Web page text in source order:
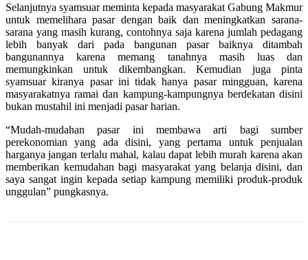
Selanjutnya syamsuar meminta kepada masyarakat Gabung Makmur
untuk memelihara pasar dengan baik dan meningkatkan sarana-
sarana yang masih kurang, contohnya saja karena jumlah pedagang
lebih banyak dari pada bangunan pasar baiknya ditambah
bangunannya karena memang tanahnya masih luas dan
memungkinkan untuk dikembangkan. Kemudian juga pinta
syamsuar kiranya pasar ini tidak hanya pasar mingguan, karena
masyarakatnya ramai dan kampung-kampungnya berdekatan disini
bukan mustahil ini menjadi pasar harian.
“Mudah-mudahan pasar ini membawa arti bagi sumber
perekonomian yang ada disini, yang pertama untuk penjualan
harganya jangan terlalu mahal, kalau dapat lebih murah karena akan
memberikan kemudahan bagi masyarakat yang belanja disini, dan
saya sangat ingin kepada setiap kampung memiliki produk-produk
unggulan” pungkasnya.